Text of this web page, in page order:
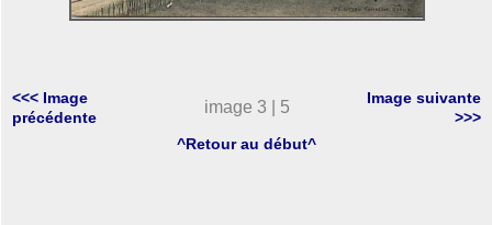
<<< Image
précédente
image 3 | 5
Image suivante
>>>
^Retour au début^